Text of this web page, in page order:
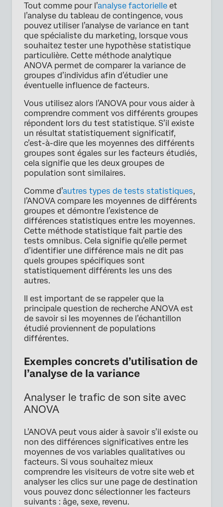
Tout comme pour l’analyse factorielle et
l’analyse du tableau de contingence, vous
pouvez utiliser l’analyse de variance en tant
que spécialiste du marketing, lorsque vous
souhaitez tester une hypothèse statistique
particulière. Cette méthode analytique
ANOVA permet de comparer la variance de
groupes d’individus afin d’étudier une
éventuelle influence de facteurs.
Vous utilisez alors l’ANOVA pour vous aider à
comprendre comment vos différents groupes
répondent lors du test statistique. S’il existe
un résultat statistiquement significatif,
c’est-à-dire que les moyennes des différents
groupes sont égales sur les facteurs étudiés,
cela signifie que les deux groupes de
population sont similaires.
Comme d’autres types de tests statistiques,
l’ANOVA compare les moyennes de différents
groupes et démontre l’existence de
différences statistiques entre les moyennes.
Cette méthode statistique fait partie des
tests omnibus. Cela signifie qu’elle permet
d’identifier une différence mais ne dit pas
quels groupes spécifiques sont
statistiquement différents les uns des
autres.
Il est important de se rappeler que la
principale question de recherche ANOVA est
de savoir si les moyennes de l’échantillon
étudié proviennent de populations
différentes.
Exemples concrets d’utilisation de
l’analyse de la variance
Analyser le trafic de son site avec
ANOVA
L’ANOVA peut vous aider à savoir s’il existe ou
non des différences significatives entre les
moyennes de vos variables qualitatives ou
facteurs. Si vous souhaitez mieux
comprendre les visiteurs de votre site web et
analyser les clics sur une page de destination
vous pouvez donc sélectionner les facteurs
suivants : âge, sexe, revenu.